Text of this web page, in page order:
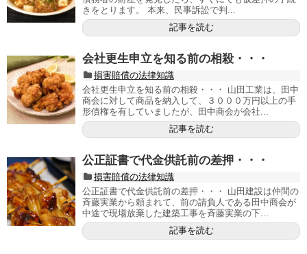
きをとります。 本来、民事訴訟で判...
記事を読む
会社更生申立を知る前の相殺・・・
損害賠償の法律知識
会社更生申立を知る前の相殺・・・ 山田工業は、田中
商会に対して商品を納入して、３０００万円以上の手
形債権を有していましたが、田中商会が会社...
記事を読む
公正証書で代金供託前の差押・・・
損害賠償の法律知識
公正証書で代金供託前の差押・・・ 山田建設は仲間の
斉藤実業から頼まれて、前の請負人である田中商会が
中途で現場放棄した建築工事を斉藤実業の下...
記事を読む